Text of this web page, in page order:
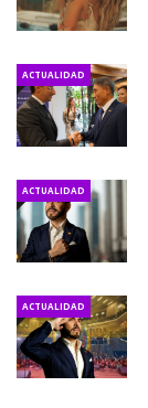
ACTUALIDAD
ACTUALIDAD
ACTUALIDAD